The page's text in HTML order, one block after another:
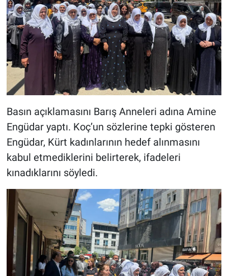
Basın açıklamasını Barış Anneleri adına Amine
Engüdar yaptı. Koç’un sözlerine tepki gösteren
Engüdar, Kürt kadınlarının hedef alınmasını
kabul etmediklerini belirterek, ifadeleri
kınadıklarını söyledi.